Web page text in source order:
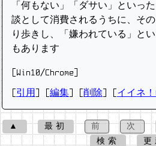
「何もない」「ダサい」といっ
談として消費されるうちに、そ
り歩きし、「嫌われている」と
もあります
[Win10/Chrome]
引用 編集 削除 イイネ！
▲ 最初 前 次
検索
更